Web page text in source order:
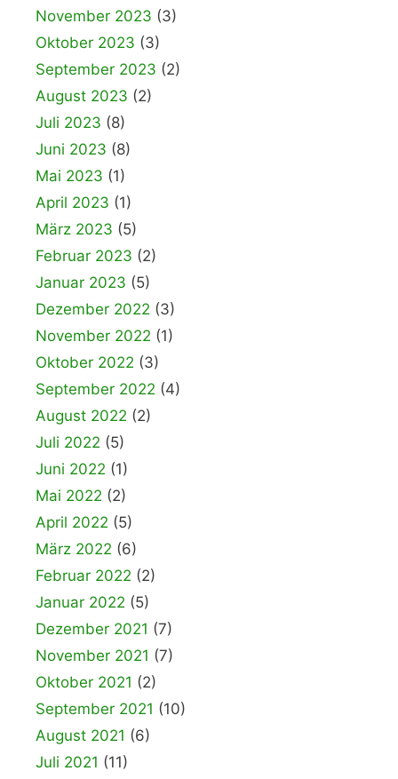
November 2023 (3)
Oktober 2023 (3)
September 2023 (2)
August 2023 (2)
Juli 2023 (8)
Juni 2023 (8)
Mai 2023 (1)
April 2023 (1)
März 2023 (5)
Februar 2023 (2)
Januar 2023 (5)
Dezember 2022 (3)
November 2022 (1)
Oktober 2022 (3)
September 2022 (4)
August 2022 (2)
Juli 2022 (5)
Juni 2022 (1)
Mai 2022 (2)
April 2022 (5)
März 2022 (6)
Februar 2022 (2)
Januar 2022 (5)
Dezember 2021 (7)
November 2021 (7)
Oktober 2021 (2)
September 2021 (10)
August 2021 (6)
Juli 2021 (11)